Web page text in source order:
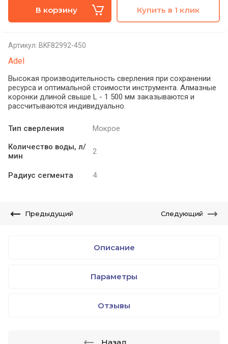
В корзину Купить в 1 клик
Артикул: BKF82992-450
Adel
Высокая производительность сверления при сохранении
ресурса и оптимальной стоимости инструмента. Алмазные
коронки длиной свыше L - 1 500 мм заказываются и
рассчитываются индивидуально.
Тип сверления
Мокрое
Количество воды, л/
мин
2
Радиус сегмента 4
Предыдущий Следующий
Описание
Параметры
Отзывы
Назад